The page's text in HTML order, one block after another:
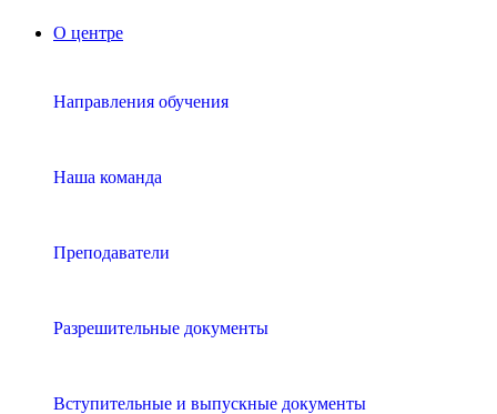
О центре
Направления обучения
Наша команда
Преподаватели
Разрешительные документы
Вступительные и выпускные документы